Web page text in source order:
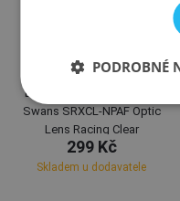
Swans
Dioptrické plavecké brýle
Swans SRXCL-NPAF Optic
Lens Racing Clear
299 Kč
Skladem u dodavatele
PODROBNÉ